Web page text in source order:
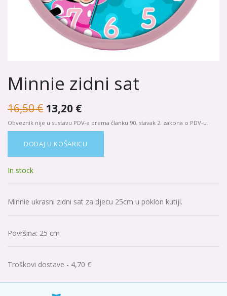
Minnie zidni sat
16,50€ 13,20 €
Obveznik nije u sustavu PDV-a prema članku 90. stavak 2. zakona o PDV-u.
DODAJ U KOŠARICU
In stock
Minnie ukrasni zidni sat za djecu 25cm u poklon kutiji.
Površina: 25 cm
Troškovi dostave - 4,70 €